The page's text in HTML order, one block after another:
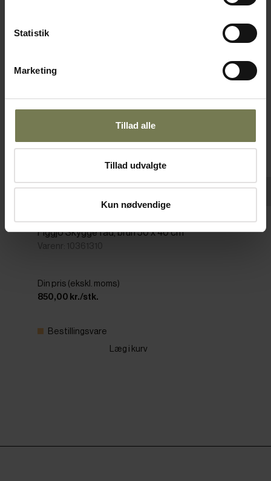
Statistik
Marketing
Tillad alle
Tillad udvalgte
Kun nødvendige
Omtanke
Pakker af 6 stk.
Figgjo Skygge fad, brun 50 x 40 cm
Varenr: 10361310
Din pris (ekskl. moms)
850,00 kr./stk.
Bestillingsvare
Læg i kurv